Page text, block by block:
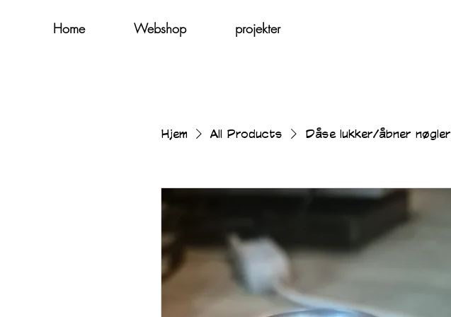
Home Webshop projekter
Hjem All Products Dåse lukker/åbner